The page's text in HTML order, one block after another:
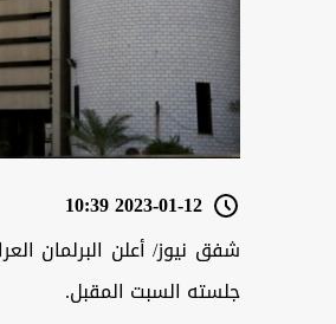
2023-01-12 10:39
شفق نيوز/ أعلن البرلمان
جلسته السبت المقبل.